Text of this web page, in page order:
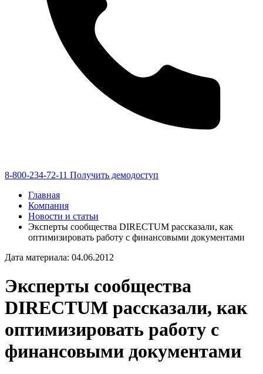
8-800-234-72-11 Получить демодоступ
Главная
Компания
Новости и статьи
Эксперты сообщества DIRECTUM рассказали, как
оптимизировать работу с финансовыми документами
Дата материала: 04.06.2012
Эксперты сообщества
DIRECTUM рассказали, как
оптимизировать работу с
финансовыми документами